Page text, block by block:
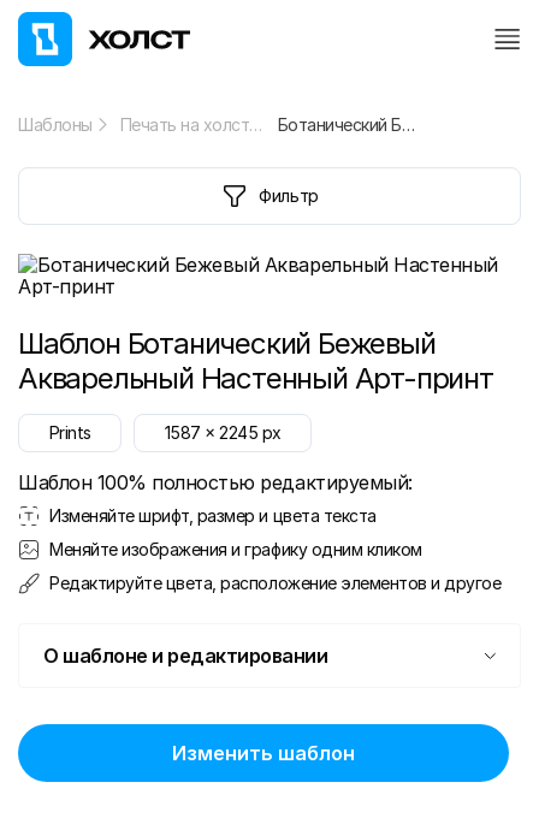
Шаблоны Печать на холсте Ботанический Бежевый Акварельный Настенный Арт-принт
Фильтр
Шаблон Ботанический Бежевый
Акварельный Настенный Арт-принт
Prints 1587 x2245 px
Шаблон 100% полностью редактируемый:
Изменяйте шрифт, размер и цвета текста
Меняйте изображения и графику одним кликом
Редактируйте цвета, расположение элементов и другое
О шаблоне и редактировании
Изменить шаблон